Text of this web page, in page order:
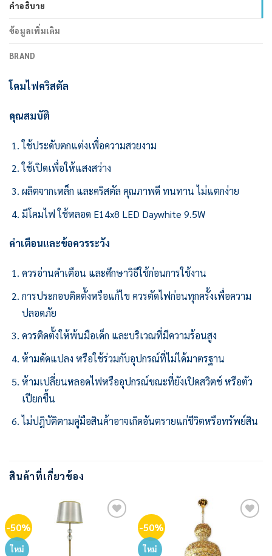
คำอธิบาย
ข้อมูลเพิ่มเติม
BRAND
โคมไฟคริสตัล
คุณสมบัติ
ใช้ประดับตกแต่งเพื่อความสวยงาม
ใช้เปิดเพื่อให้แสงสว่าง
ผลิตจากเหล็ก และคริสตัล คุณภาพดี ทนทาน ไม่แตกง่าย
มีโคมไฟ ใช้หลอด E14x8 LED Daywhite 9.5W
คำเตือนและข้อควรระวัง
ควรอ่านคำเตือน และศึกษาวิธีใช้ก่อนการใช้งาน
การประกอบติดตั้งหรือแก้ไข ควรตัดไฟก่อนทุกครั้งเพื่อความ
ปลอดภัย
ควรติดตั้งให้พ้นมือเด็ก และบริเวณที่มีความร้อนสูง
ห้ามดัดแปลง หรือใช้ร่วมกับอุปกรณ์ที่ไม่ได้มาตรฐาน
ห้ามเปลี่ยนหลอดไฟหรืออุปกรณ์ขณะที่ยังเปิดสวิตช์ หรือตัว
เปียกชื้น
ไม่ปฎิบัติตามคู่มือสินค้าอาจเกิดอันตรายแก่ชีวิตหรือทรัพย์สิน
สินค้าที่เกี่ยวข้อง
-50%
ใหม่
-50%
ใหม่